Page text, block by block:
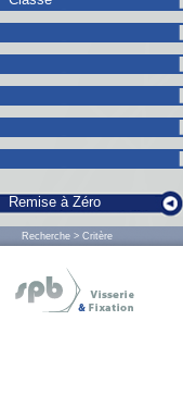
Remise à Zéro
Recherche > Critère